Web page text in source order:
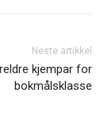
Neste artikkel
kjempar for
bokmålsklasse